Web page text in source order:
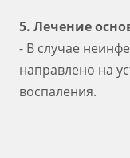
5. Лечение
- В случае
направлено на
воспаления.